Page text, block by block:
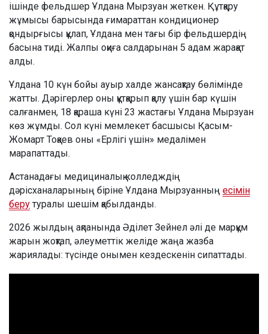
ішінде фельдшер Ұлдана Мырзуан жеткен. Құтқару
жұмысы барысында ғимараттан кондиционер
қондырғысы құлап, Ұлдана мен тағы бір фельдшердің
басына тиді. Жалпы оқиға салдарынан 5 адам жарақат
алды.
Ұлдана 10 күн бойы ауыр халде жансақтау бөлімінде
жатты. Дәрігерлер оны құтқарып қалу үшін бар күшін
салғанмен, 18 қараша күні 23 жастағы Ұлдана Мырзуан
көз жұмды. Сол күні мемлекет басшысы Қасым-
Жомарт Тоқаев оны «Ерлігі үшін» медалімен
марапаттады.
Астанадағы медициналық колледждің
дәрісханаларының біріне Ұлдана Мырзуанның есімін
беру туралы шешім қабылданды.
2026 жылдың ақпанында Әділет Зейнел әлі де марқұм
жарын жоқтап, әлеуметтік желіде жаңа жазба
жариялады: түсінде онымен кездескенін сипаттады.